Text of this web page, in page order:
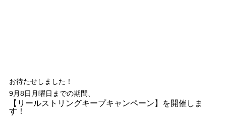
お待たせしました！
9月8日月曜日までの期間、
【リールストリングキープキャンペーン】を開催しま
す！